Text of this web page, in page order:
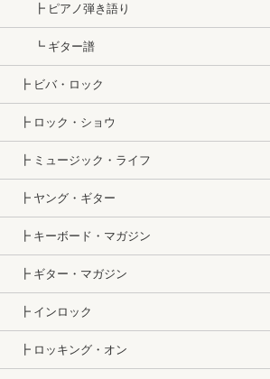
┣ ピアノ弾き語り
┗ ギター譜
┣ ビバ・ロック
┣ ロック・ショウ
┣ ミュージック・ライフ
┣ ヤング・ギター
┣ キーボード・マガジン
┣ ギター・マガジン
┣ インロック
┣ ロッキング・オン